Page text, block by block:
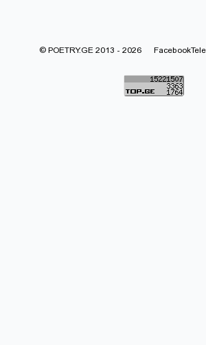
© POETRY.GE 2013 - 2026 Facebook